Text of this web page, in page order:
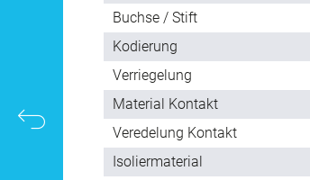
Buchse / Stift
Kodierung
Verriegelung
Material Kontakt
Veredelung Kontakt
Isoliermaterial